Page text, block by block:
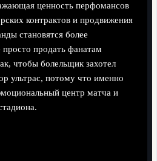
ценность перфомансов
контрактов и продвижения
становятся более
продать фанатам
чтобы болельщик захотел
ультрас, потому что именно
центр матча и